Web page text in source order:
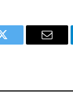
Twitter Email